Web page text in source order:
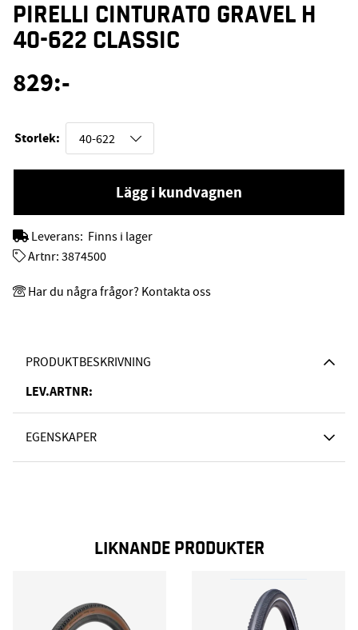
PRODUKTBESKRIVNING
LEV.ARTNR:
EGENSKAPER
PIRELLI CINTURATO GRAVEL H
40-622 CLASSIC
829:-
Storlek:
Lägg i kundvagnen
Leverans: Finns i lager
Artnr: 3874500
Har du några frågor? Kontakta oss
LIKNANDE PRODUKTER